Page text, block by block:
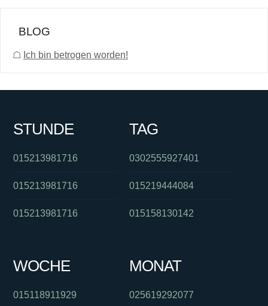
BLOG
☖ Ich bin betrogen worden!
STUNDE
015213981716
015213981716
015213981716
TAG
0302555927401
015219444084
015158130142
WOCHE
015118911929
MONAT
025619292077